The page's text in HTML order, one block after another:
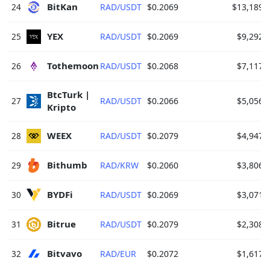
24 BitKan RAD/USDT $0.2069
25 YEX RAD/USDT $0.2069
26 Tothemoon RAD/USDT $0.2068
27
BtcTurk |
Kripto
RAD/USDT $0.2066
28 WEEX RAD/USDT $0.2079
29 Bithumb RAD/KRW $0.2060
30 BYDFi RAD/USDT $0.2069
31 Bitrue RAD/USDT $0.2079
32 Bitvavo RAD/EUR $0.2072